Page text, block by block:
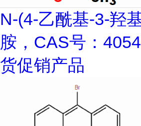
N-(4-乙酰基-3-羟
胺，CAS号：
货促销产品